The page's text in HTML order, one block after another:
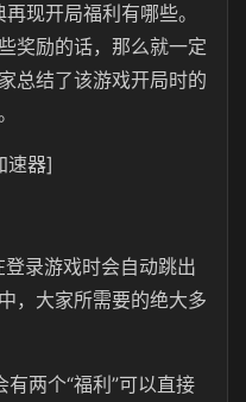
现开局福利有哪些。
奖励的话，那么就一定
总结了该游戏开局时的
速器]
录游戏时会自动跳出
，大家所需要的绝大多
两个“福利”可以直接